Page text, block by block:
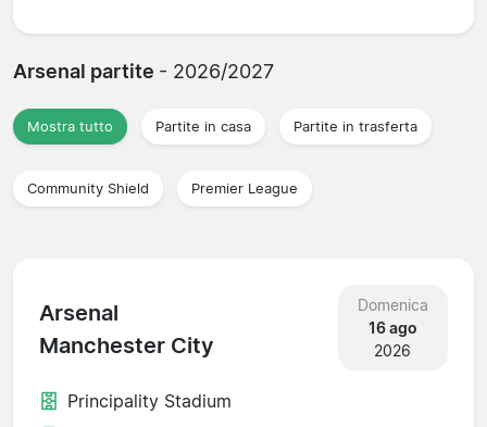
Arsenal partite - 2026/2027
Mostra tutto Partite in casa Partite in trasferta
Community Shield Premier League
Arsenal
Manchester City
Domenica
16 ago
2026
Principality Stadium